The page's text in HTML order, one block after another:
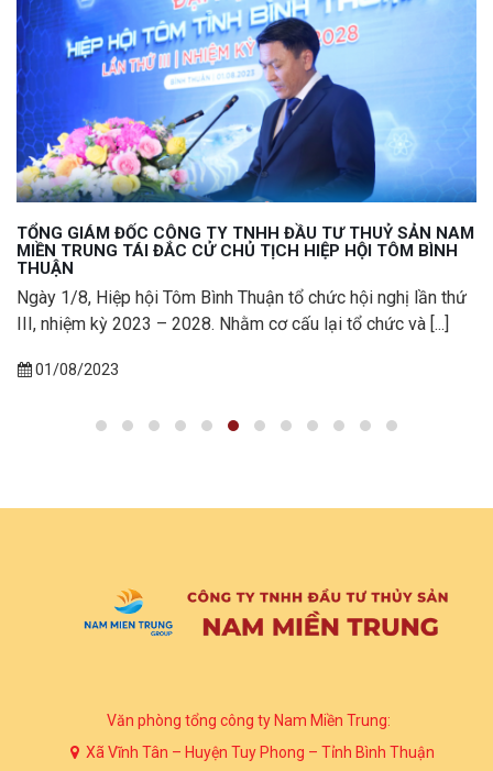
TỔNG GIÁM ĐỐC CÔNG TY TNHH ĐẦU TƯ THUỶ SẢN NAM
MIỀN TRUNG TÁI ĐẮC CỬ CHỦ TỊCH HIỆP HỘI TÔM BÌNH
THUẬN
Ngày 1/8, Hiệp hội Tôm Bình Thuận tổ chức hội nghị lần thứ
III, nhiệm kỳ 2023 – 2028. Nhằm cơ cấu lại tổ chức và [...]
01/08/2023
Văn phòng tổng công ty Nam Miền Trung:
Xã Vĩnh Tân – Huyện Tuy Phong – Tỉnh Bình Thuận